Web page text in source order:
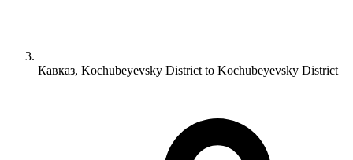
Кавказ, Kochubeyevsky District to Kochubeyevsky District